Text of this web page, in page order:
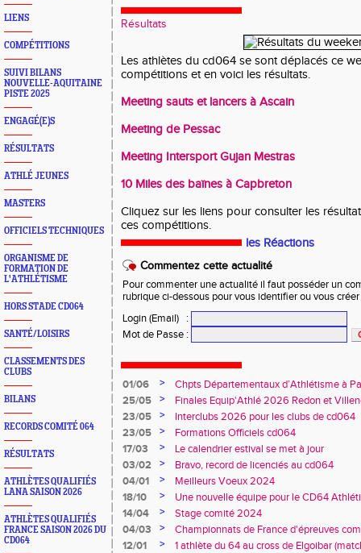
LIENS
COMPÉTITIONS
SUIVI BILANS
NOUVELLE-AQUITAINE
PISTE 2025
ENGAGÉ(E)S
RÉSULTATS
ATHLÉ JEUNES
MASTERS
OFFICIELS TECHNIQUES
ORGANISME DE
FORMATION DE
L'ATHLÉTISME
HORS STADE CD064
SANTÉ/LOISIRS
CLASSEMENTS DES
CLUBS
BILANS
RECORDS COMITÉ 064
RÉSULTATS
ATHLÈTES QUALIFIÉS
LANA SAISON 2026
ATHLÈTES QUALIFIÉS
FRANCE SAISON 2026 DU
CD064
Résultats
Les athlètes du cd064 se sont déplacés ce
compétitions et en voici les résultats.
Meeting sauts et lancers à Ascain
Meeting de Pessac
Meeting Intersport Gujan Mestras
10 Miles des baïnes à Capbreton
Cliquez sur les liens pour consulter les
ces compétitions.
les Réactions
Commentez cette actualité
Pour commenter une actualité il faut posséder un
rubrique ci-dessous pour vous identifier ou vous
Login (Email)
:
Mot de Passe :
01/06 >
Chpts Départementaux d’Athlétisme à
Toulouse
25/05 >
Finales Equip'Athlé 2026 Redon et
23/05
>
Interclubs 2026 pour les clubs de cd064
23/05
>
Formations Officiels cd064
17/03
>
Le calendrier estival se met à jour
03/02
>
Bravo, record de licenciés au cd064
04/01
>
Meilleurs Voeux 2024
18/10
>
Une nouvelle équipe pour le CD64
14/04
>
Stage comité 2024
04/03
>
Championnats de France d'épreuves
Duler titré
12/01 >
1 athlète du 64 au cross de Elgoibar